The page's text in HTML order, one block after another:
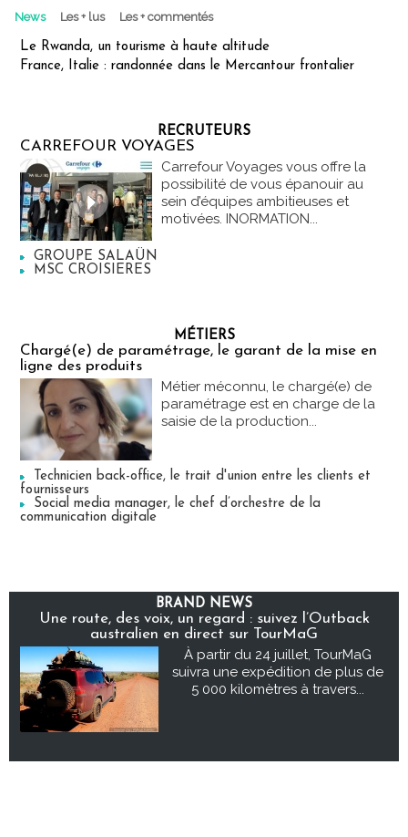
News Les + lus Les + commentés
Le Rwanda, un tourisme à haute altitude
France, Italie : randonnée dans le Mercantour frontalier
RECRUTEURS
CARREFOUR VOYAGES
Carrefour Voyages vous offre la
possibilité de vous épanouir au
sein d’équipes ambitieuses et
motivées. INORMATION...
GROUPE SALAÜN
MSC CROISIERES
MÉTIERS
Chargé(e) de paramétrage, le garant de la mise en
ligne des produits
Métier méconnu, le chargé(e) de
paramétrage est en charge de la
saisie de la production...
Technicien back-office, le trait d'union entre les clients et
fournisseurs
Social media manager, le chef d’orchestre de la
communication digitale
BRAND NEWS
Une route, des voix, un regard : suivez l’Outback
australien en direct sur TourMaG
À partir du 24 juillet, TourMaG
suivra une expédition de plus de
5 000 kilomètres à travers...